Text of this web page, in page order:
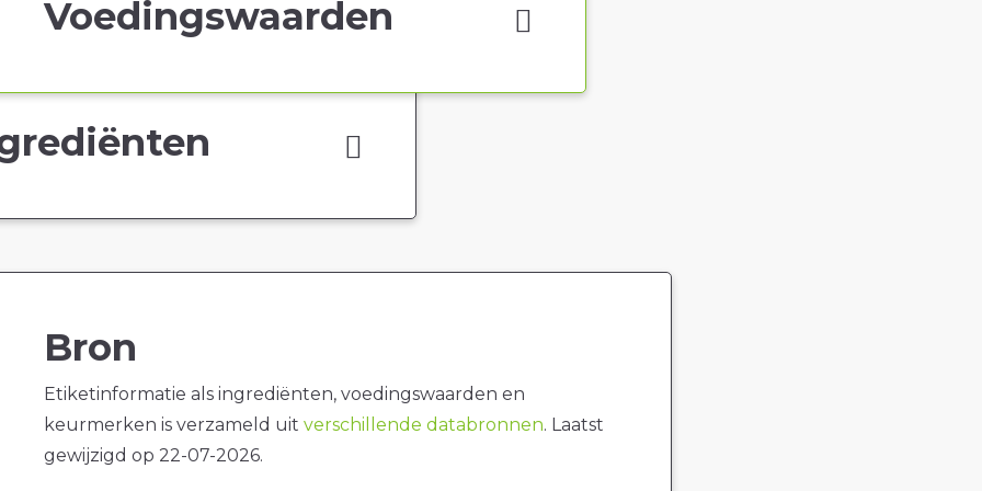
Voedingswaarden
Bron
Etiketinformatie als ingrediënten, voedingswaarden en
keurmerken is verzameld uit verschillende databronnen. Laatst
gewijzigd op 22-07-2026.